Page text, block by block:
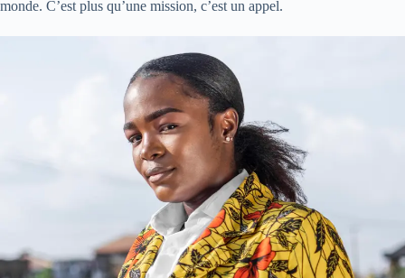
monde. C’est plus qu’une mission, c’est un appel.